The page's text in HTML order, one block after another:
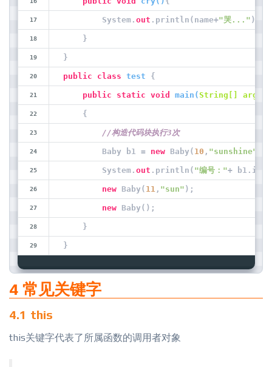
        System.
out .println(name+"哭..." );
    }
}
public class test {
public static void main (String[] args
    {
//构造代码块执行3次
        Baby b1 =
new Baby( 10 , "sunshine"
        System.
out .println( "编号："+ b1.id
new Baby( 11, "sun" );
new Baby();
    }
}
4 常见关键字
4.1 this
this关键字代表了所属函数的调用者对象